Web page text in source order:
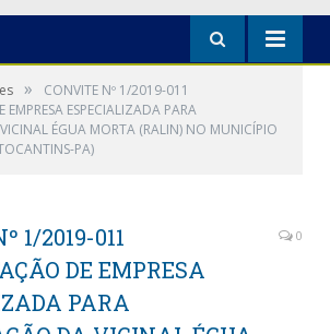
»
CONVITE Nº 1/2019-011
ESPECIALIZADA PARA
ÉGUA MORTA (RALIN) NO MUNICÍPIO
PA)
1/2019-011
DE EMPRESA
PARA
0